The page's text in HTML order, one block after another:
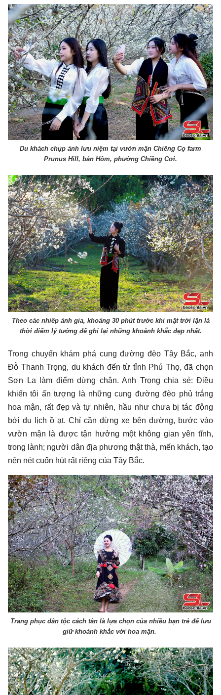
Du khách chụp ảnh lưu niệm tại vườn mận Chiềng Cọ farm
Prunus Hill, bản Hôm, phường Chiềng Cơi.
Theo các nhiếp ảnh gia, khoảng 30 phút trước khi mặt trời lặn là
thời điểm lý tưởng để ghi lại những khoảnh khắc đẹp nhất.
Trong chuyến khám phá cung đường đèo Tây Bắc, anh
Đỗ Thanh Trọng, du khách đến từ tỉnh Phú Thọ, đã chọn
Sơn La làm điểm dừng chân. Anh Trọng chia sẻ: Điều
khiến tôi ấn tượng là những cung đường đèo phủ trắng
hoa mận, rất đẹp và tự nhiên, hầu như chưa bị tác động
bởi du lịch ồ ạt. Chỉ cần dừng xe bên đường, bước vào
vườn mận là được tận hưởng một không gian yên tĩnh,
trong lành; người dân địa phương thật thà, mến khách, tạo
nên nét cuốn hút rất riêng của Tây Bắc.
Trang phục dân tộc cách tân là lựa chọn của nhiều bạn trẻ để lưu
giữ khoảnh khắc với hoa mận.